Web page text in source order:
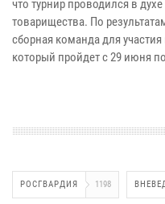
что турнир проводился в
товарищества. По
сборная команда для
который пройдет с 29 июня
РОСГВАРДИЯ 1198